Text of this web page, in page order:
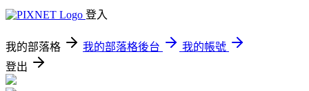
登入
我的部落格 我的部落格後台
我的帳號
登出